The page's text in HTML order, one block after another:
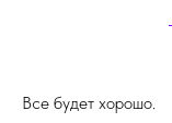
Все будет хорошо.